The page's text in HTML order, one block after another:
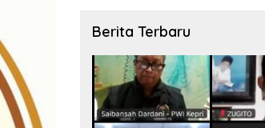
Berita Terbaru